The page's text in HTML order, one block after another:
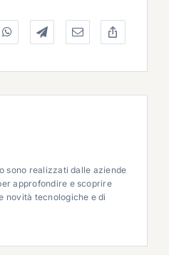
sono realizzati dalle aziende
approfondire e scoprire
novità tecnologiche e di